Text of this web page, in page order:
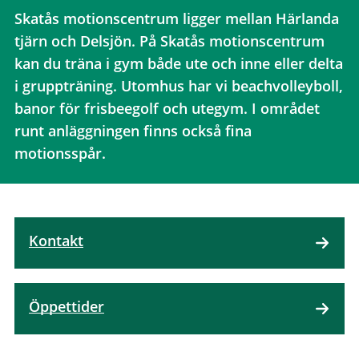
Skatås motionscentrum ligger mellan Härlanda
tjärn och Delsjön. På Skatås motionscentrum
kan du träna i gym både ute och inne eller delta
i gruppträning. Utomhus har vi beachvolleyboll,
banor för frisbeegolf och utegym. I området
runt anläggningen finns också fina
motionsspår.
Kontakt
Öppettider